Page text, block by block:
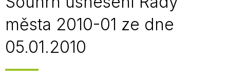
města 2010-01 ze dne
05.01.2010